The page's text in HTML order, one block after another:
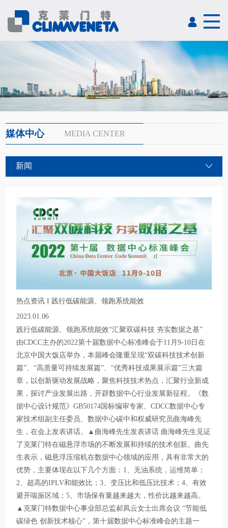
媒体中心 MEDIA CENTER
新闻
热点资讯 I 践行低碳能源、领跑系统能效
2023.01.06
践行低碳能源、领跑系统能效“汇聚双碳科技 夯实数据之基”
由CDCC主办的2022第十届数据中心标准峰会于11月9-10日在
北京中国大饭店举办，本届峰会隆重呈现“双碳科技技术创新
篇”、“高质量可持续发展篇”、“优秀科技成果展示篇”三大篇
章，以创新驱动发展战略，聚焦科技技术热点，汇聚行业新成
果，探讨产业发展出路，开辟数据中心行业发展新征程。《数
据中心设计规范》GB50174国标编审专家、CDCC数据中心专
家技术组副主任委员、数据中心碳中和权威研究员曲海峰先
生，在会上发表讲话。▲曲海峰先生发表讲话 曲海峰先生见证
了克莱门特在磁悬浮市场的不断发展和持续的技术创新。曲先
生表示，磁悬浮压缩机在数据中心领域的应用，具有非常大的
优势，主要体现在以下几个方面：1、无油系统，运维简单；
2、超高的IPLV和能效比；3、变压比和低压比技术；4、有效
避开喘振区域；5、市场保有量越来越大，性价比越来越高。
▲克莱门特数据中心事业部总监郝凤云女士出席会议 “节能低
碳绿色 创新技术核心”，第十届数据中心标准峰会的主题一